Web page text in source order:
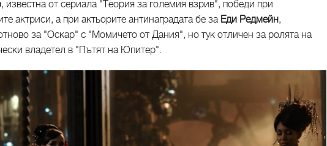
, известна от сериала "Теория за големия взрив", победи при
актриси, а при актьорите антинаградата бе за Еди Редмейн,
за "Оскар" с "Момичето от Дания", но тук отличен за ролята на
владетел в "Пътят на Юпитер".